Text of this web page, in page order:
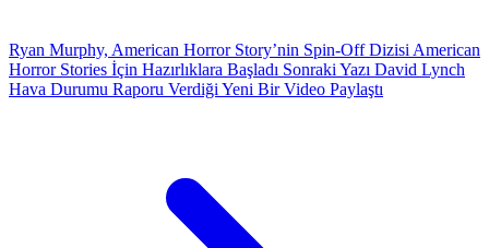
Ryan Murphy, American Horror Story’nin Spin-Off Dizisi American
Horror Stories İçin Hazırlıklara Başladı Sonraki Yazı David Lynch
Hava Durumu Raporu Verdiği Yeni Bir Video Paylaştı